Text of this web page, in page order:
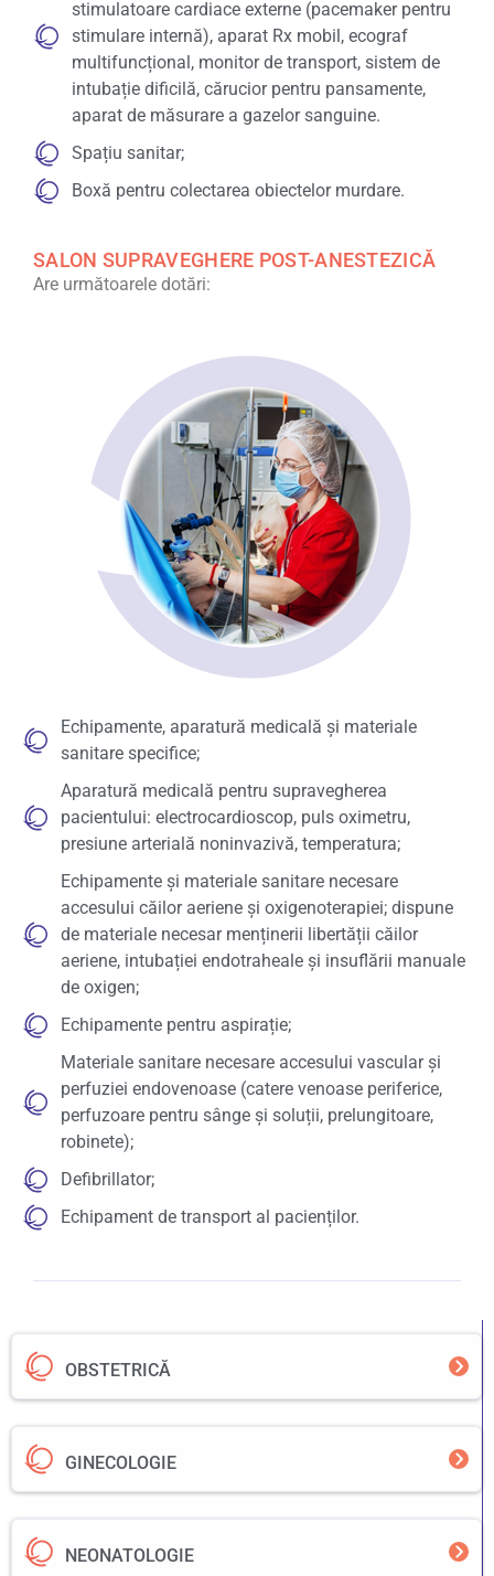
OBSTETRICĂ
GINECOLOGIE
NEONATOLOGIE
stimulatoare cardiace externe (pacemaker pentru
stimulare internă), aparat Rx mobil, ecograf
multifuncțional, monitor de transport, sistem de
intubație dificilă, cărucior pentru pansamente,
aparat de măsurare a gazelor sanguine.
Spațiu sanitar;
Boxă pentru colectarea obiectelor murdare.
SALON SUPRAVEGHERE POST-ANESTEZICĂ
Are următoarele dotări:
Echipamente, aparatură medicală și materiale
sanitare specifice;
Aparatură medicală pentru supravegherea
pacientului: electrocardioscop, puls oximetru,
presiune arterială noninvazivă, temperatura;
Echipamente și materiale sanitare necesare
accesului căilor aeriene și oxigenoterapiei; dispune
de materiale necesar menținerii libertății căilor
aeriene, intubației endotraheale și insuflării manuale
de oxigen;
Echipamente pentru aspirație;
Materiale sanitare necesare accesului vascular și
perfuziei endovenoase (catere venoase periferice,
perfuzoare pentru sânge și soluții, prelungitoare,
robinete);
Defibrillator;
Echipament de transport al pacienților.